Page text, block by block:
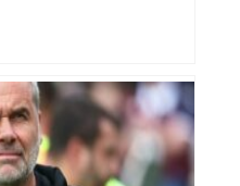
» pour Guillaume
de Toulouse, après
L'Équipe